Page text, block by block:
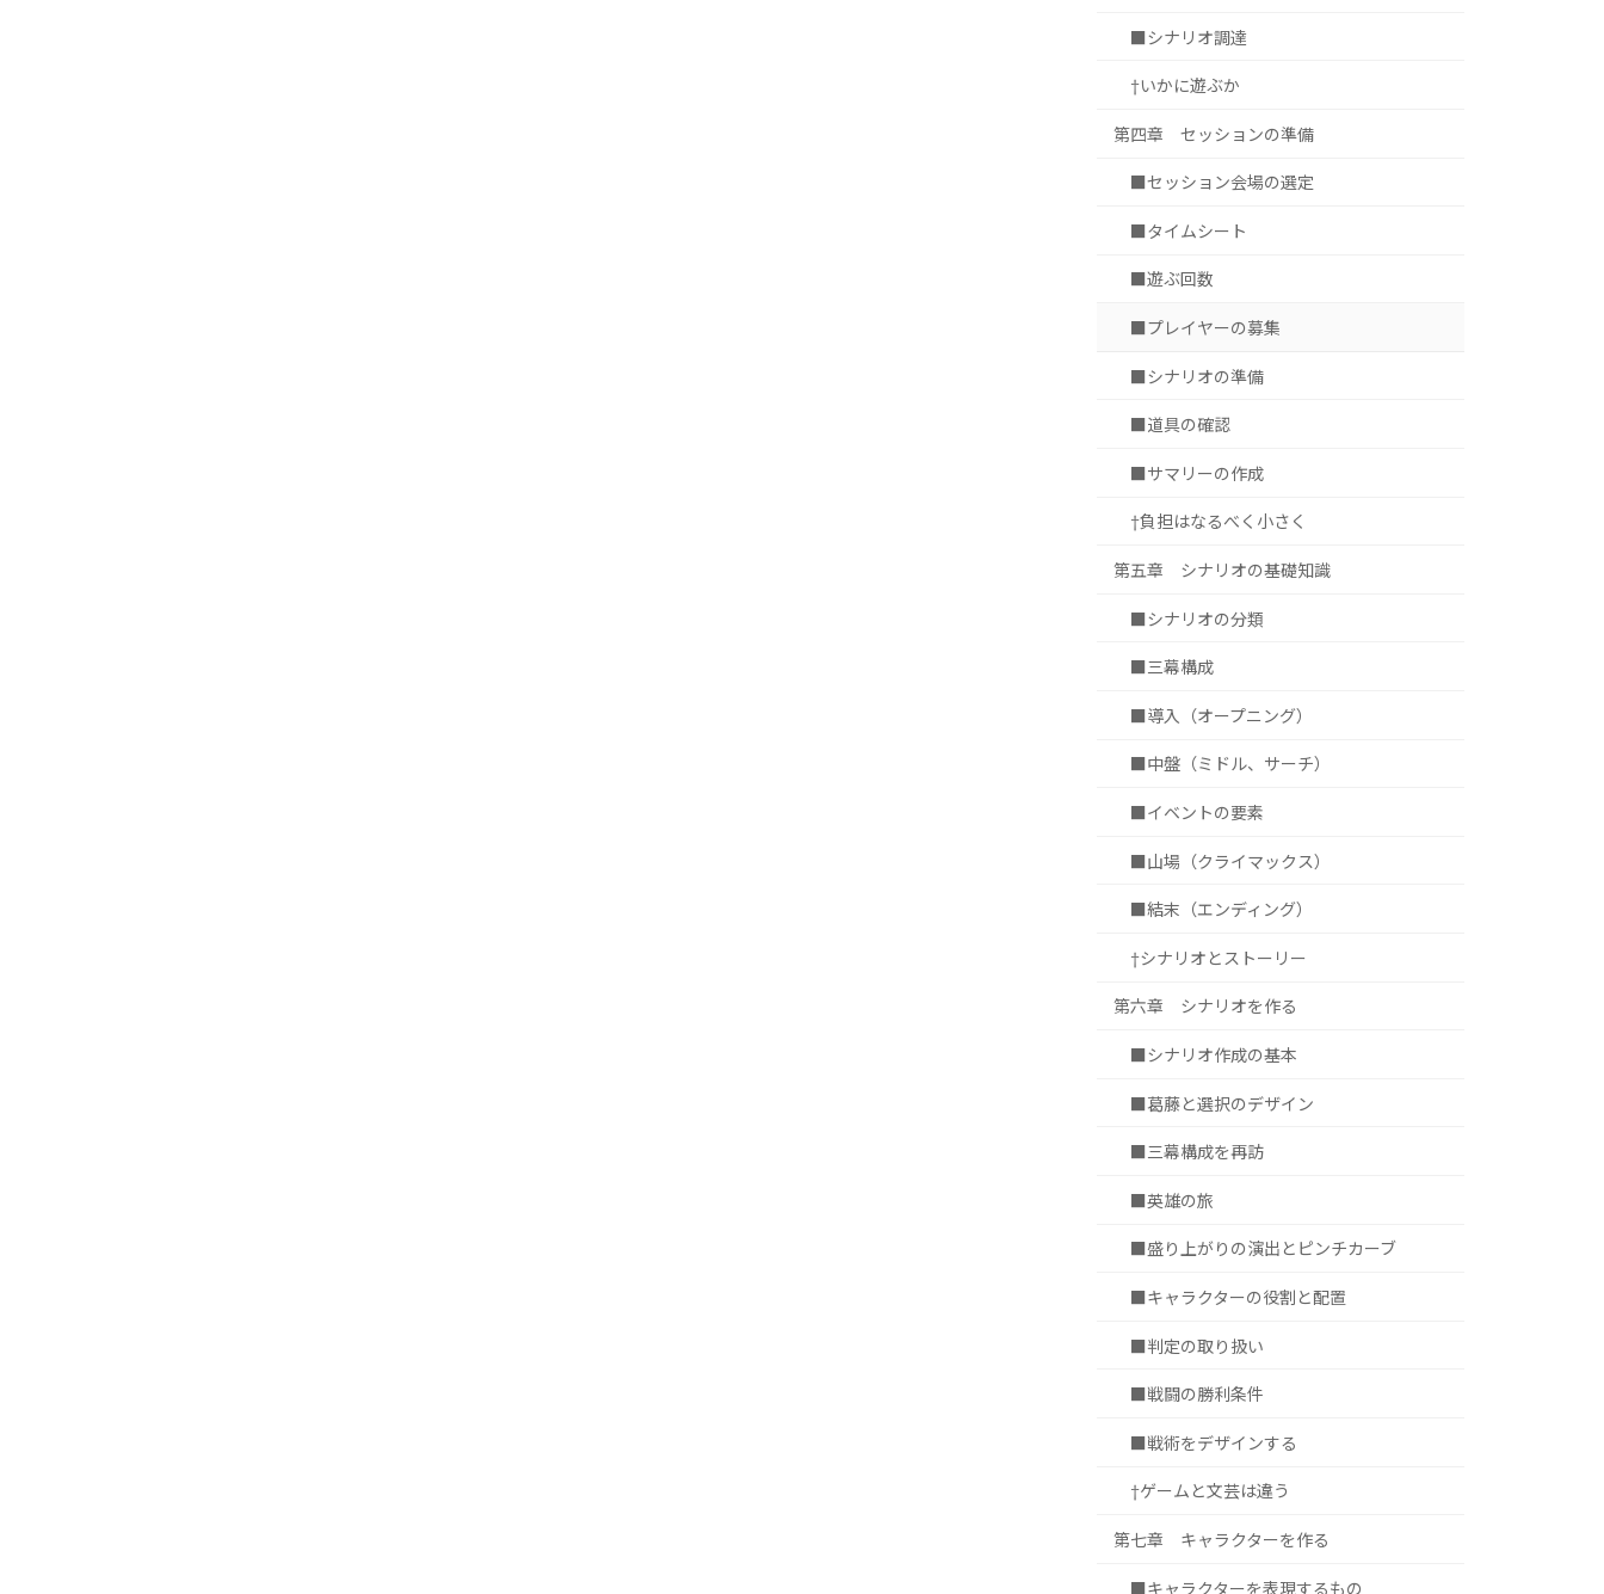
■シナリオ調達
†いかに遊ぶか
第四章 セッションの準備
■セッション会場の選定
■タイムシート
■遊ぶ回数
■プレイヤーの募集
■シナリオの準備
■道具の確認
■サマリーの作成
†負担はなるべく小さく
第五章 シナリオの基礎知識
■シナリオの分類
■三幕構成
■導入（オープニング）
■中盤（ミドル、サーチ）
■イベントの要素
■山場（クライマックス）
■結末（エンディング）
†シナリオとストーリー
第六章 シナリオを作る
■シナリオ作成の基本
■葛藤と選択のデザイン
■三幕構成を再訪
■英雄の旅
■盛り上がりの演出とピンチカーブ
■キャラクターの役割と配置
■判定の取り扱い
■戦闘の勝利条件
■戦術をデザインする
†ゲームと文芸は違う
第七章 キャラクターを作る
■キャラクターを表現するもの